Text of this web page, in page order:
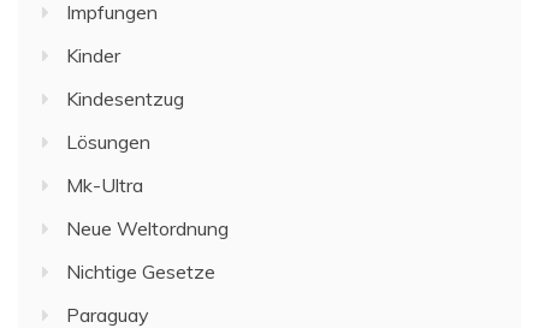
Impfungen
Kinder
Kindesentzug
Lösungen
Mk-Ultra
Neue Weltordnung
Nichtige Gesetze
Paraguay